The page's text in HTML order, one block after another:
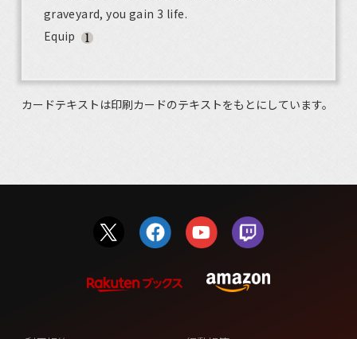
graveyard, you gain 3 life.
Equip
カードテキストは印刷カードのテキストをもとにしています。